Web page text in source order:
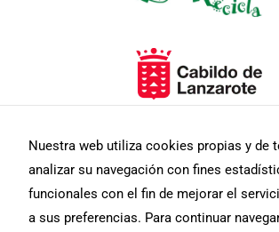
Nuestra web utiliza cookies propias y de
analizar su navegación con fines
funcionales con el fin de mejorar el
a sus preferencias. Para continuar